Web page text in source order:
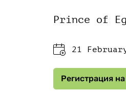
Prince of
21
Регистрация